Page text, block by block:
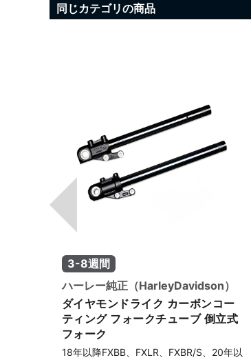
同じカテゴリの商品
3-8週間
ハーレー純正（HarleyDavidson）
ダイヤモンドライク カーボンコー
ティング フォークチューブ 倒立式
フォーク
18年以降FXBB、FXLR、FXBR/S、20年以